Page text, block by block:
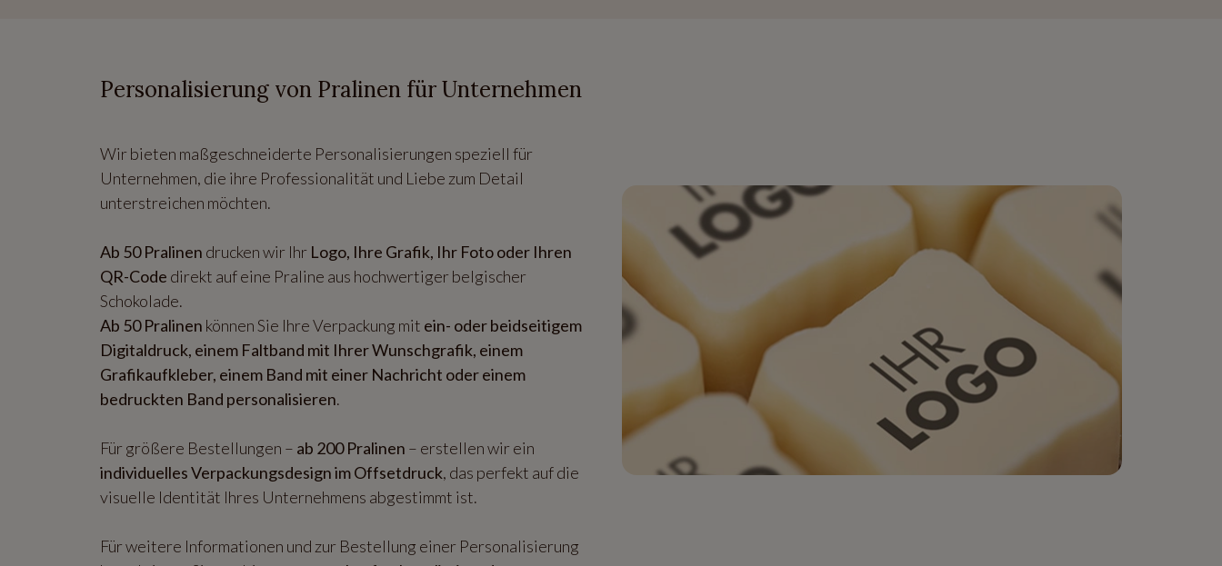
Personalisierung von Pralinen für Unternehmen
Wir bieten maßgeschneiderte Personalisierungen speziell für
Unternehmen, die ihre Professionalität und Liebe zum Detail
unterstreichen möchten.
Ab 50 Pralinen drucken wir Ihr Logo, Ihre Grafik, Ihr Foto oder Ihren
QR-Code direkt auf eine Praline aus hochwertiger belgischer
Schokolade.
Ab 50 Pralinen können Sie Ihre Verpackung mit ein- oder beidseitigem
Digitaldruck, einem Faltband mit Ihrer Wunschgrafik, einem
Grafikaufkleber, einem Band mit einer Nachricht oder einem
bedruckten Band personalisieren.
Für größere Bestellungen – ab 200 Pralinen – erstellen wir ein
individuelles Verpackungsdesign im Offsetdruck, das perfekt auf die
visuelle Identität Ihres Unternehmens abgestimmt ist.
Für weitere Informationen und zur Bestellung einer Personalisierung